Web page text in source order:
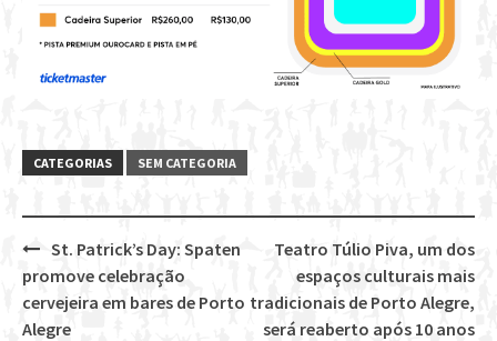
CATEGORIAS SEM CATEGORIA
Post
navigation
Teatro Túlio Piva, um dos
espaços culturais mais
tradicionais de Porto Alegre,
será reaberto após 10 anos
St. Patrick’s Day: Spaten
promove celebração
cervejeira em bares de Porto
Alegre